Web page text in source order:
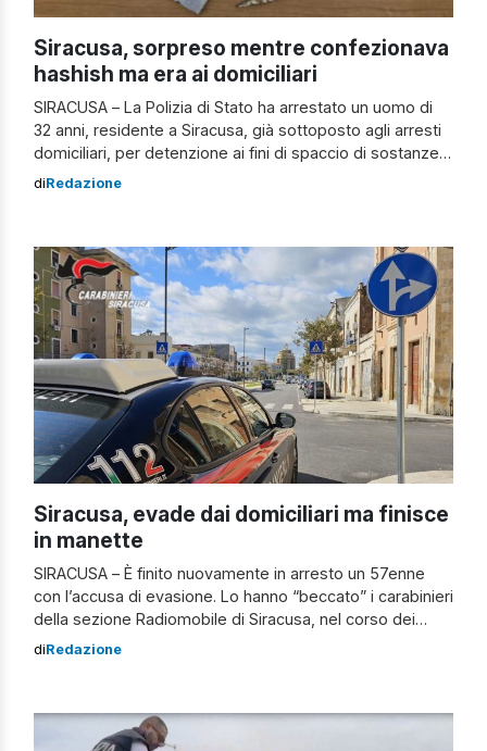
Siracusa, sorpreso mentre confezionava
hashish ma era ai domiciliari
SIRACUSA – La Polizia di Stato ha arrestato un uomo di
32 anni, residente a Siracusa, già sottoposto agli arresti
domiciliari, per detenzione ai fini di spaccio di sostanze
stupefacenti. L’operazione è stata condotta dagli agenti
limitazioni della libertà […]
diRedazione
Siracusa, evade dai domiciliari ma finisce
in manette
SIRACUSA – È finito nuovamente in arresto un 57enne
con l’accusa di evasione. Lo hanno “beccato” i carabinieri
della sezione Radiomobile di Siracusa, nel corso dei
controlli ai soggetti sottoposti a misura restrittive.
arresti domiciliari dallo scorso […]
diRedazione